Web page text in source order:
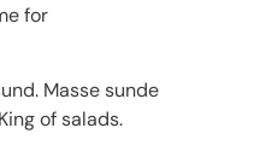
for
Masse sunde
of salads.